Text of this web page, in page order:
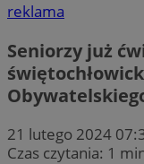
reklama
Seniorzy już
21 lutego 2024
Czas czytania: 1